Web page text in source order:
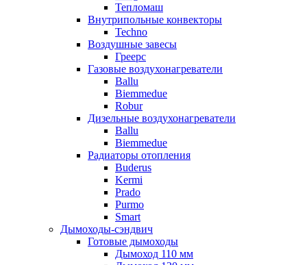
Тепломаш
Внутрипольные конвекторы
Techno
Воздушные завесы
Греерс
Газовые воздухонагреватели
Ballu
Biemmedue
Robur
Дизельные воздухонагреватели
Ballu
Biemmedue
Радиаторы отопления
Buderus
Kermi
Prado
Purmo
Smart
Дымоходы-сэндвич
Готовые дымоходы
Дымоход 110 мм